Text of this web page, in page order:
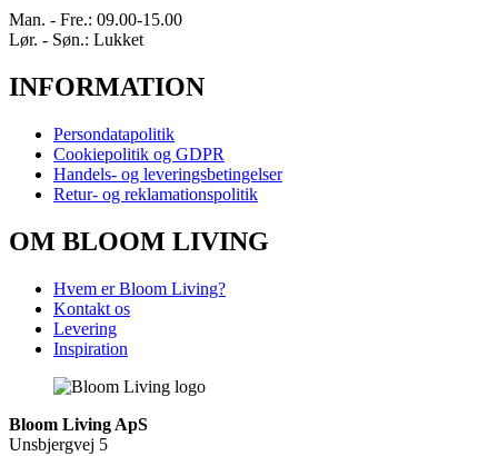
Man. - Fre.: 09.00-15.00
Lør. - Søn.: Lukket
INFORMATION
Persondatapolitik
Cookiepolitik og GDPR
Handels- og leveringsbetingelser
Retur- og reklamationspolitik
OM BLOOM LIVING
Hvem er Bloom Living?
Kontakt os
Levering
Inspiration
Bloom Living ApS
Unsbjergvej 5